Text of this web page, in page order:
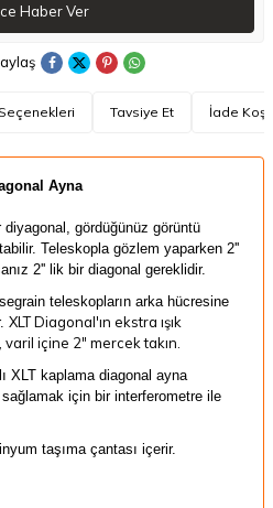
Haber Ver
Tavsiye Et İade
Ayna
diyagonal, gördüğünüz görüntü
. Teleskopla gözlem yaparken 2''
2'' lik bir diagonal gereklidir.
teleskopların arka hücresine
XLTDiagonal'ın ekstra ışık
varil içine 2" mercek takın
XLT kaplama diagonal ayna
için bir interferometre ile
taşıma çantası içerir.